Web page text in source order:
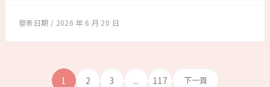
2026 年 6 月 20 日
1 2 3 ... 117 下一頁